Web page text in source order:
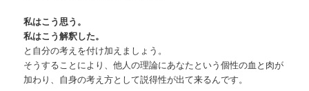
私はこう思う。
私はこう解釈した。
と自分の考えを付け加えましょう。
そうすることにより、他人の理論にあなたという個性の血と肉が
加わり、自身の考え方として説得性が出て来るんです。